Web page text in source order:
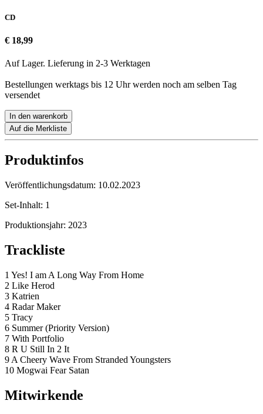
CD
€ 18,99
Auf Lager. Lieferung in 2-3 Werktagen
Bestellungen werktags bis 12 Uhr werden noch am selben Tag
versendet
In den warenkorb
Auf die Merkliste
Produktinfos
Veröffentlichungsdatum: 10.02.2023
Set-Inhalt: 1
Produktionsjahr: 2023
Trackliste
1 Yes! I am A Long Way From Home
2 Like Herod
3 Katrien
4 Radar Maker
5 Tracy
6 Summer (Priority Version)
7 With Portfolio
8 R U Still In 2 It
9 A Cheery Wave From Stranded Youngsters
10 Mogwai Fear Satan
Mitwirkende